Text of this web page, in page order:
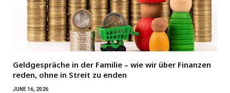
Geldgespräche in der Familie – wie wir über Finanzen
reden, ohne in Streit zu enden
JUNE 16, 2026